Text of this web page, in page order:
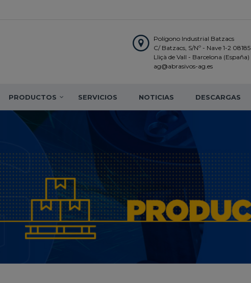
Polígono Industrial Batzacs
C/ Batzacs, S/Nº - Nave 1-2 08185
Lliçà de Vall - Barcelona (España)
ag@abrasivos-ag.es
PRODUCTOS SERVICIOS NOTICIAS DESCARGAS